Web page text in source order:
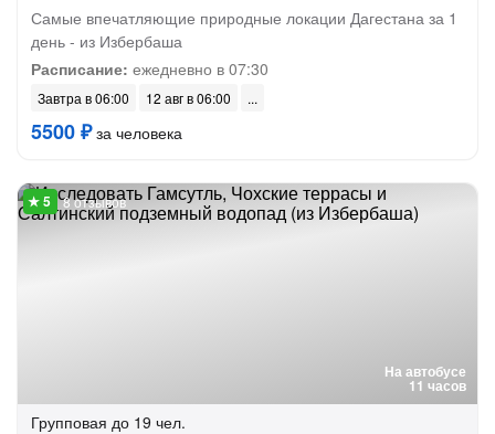
Самые впечатляющие природные локации Дагестана за 1
день - из Избербаша
Расписание: ежедневно в 07:30
Завтра в 06:00 12 авг в 06:00
5500 ₽за человека
На автобусе
11 часов
8 отзывов
Групповая до 19 чел.